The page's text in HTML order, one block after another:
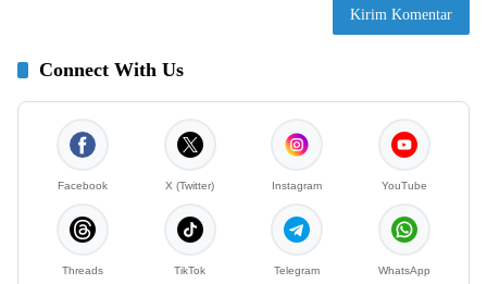
Connect With Us
Facebook X (Twitter) Instagram YouTube
Threads TikTok Telegram WhatsApp